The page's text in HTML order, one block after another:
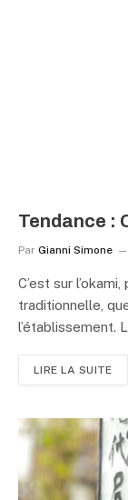
Tendance :
Par Gianni Simone
C’est sur
traditionnelle,
l’établissement.
LIRE LA SUITE